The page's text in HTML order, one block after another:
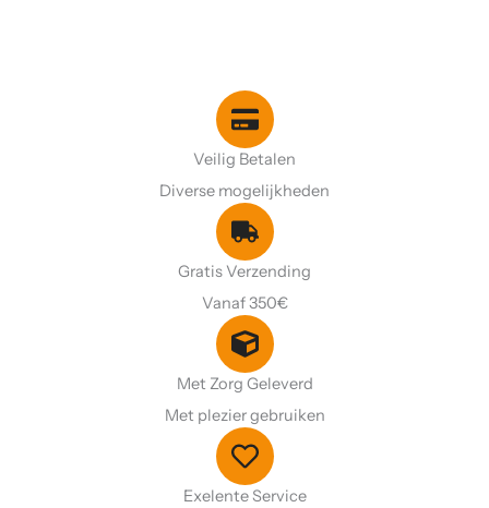
Veilig Betalen
Diverse mogelijkheden
Gratis Verzending
Vanaf 350€
Met Zorg Geleverd
Met plezier gebruiken
Exelente Service